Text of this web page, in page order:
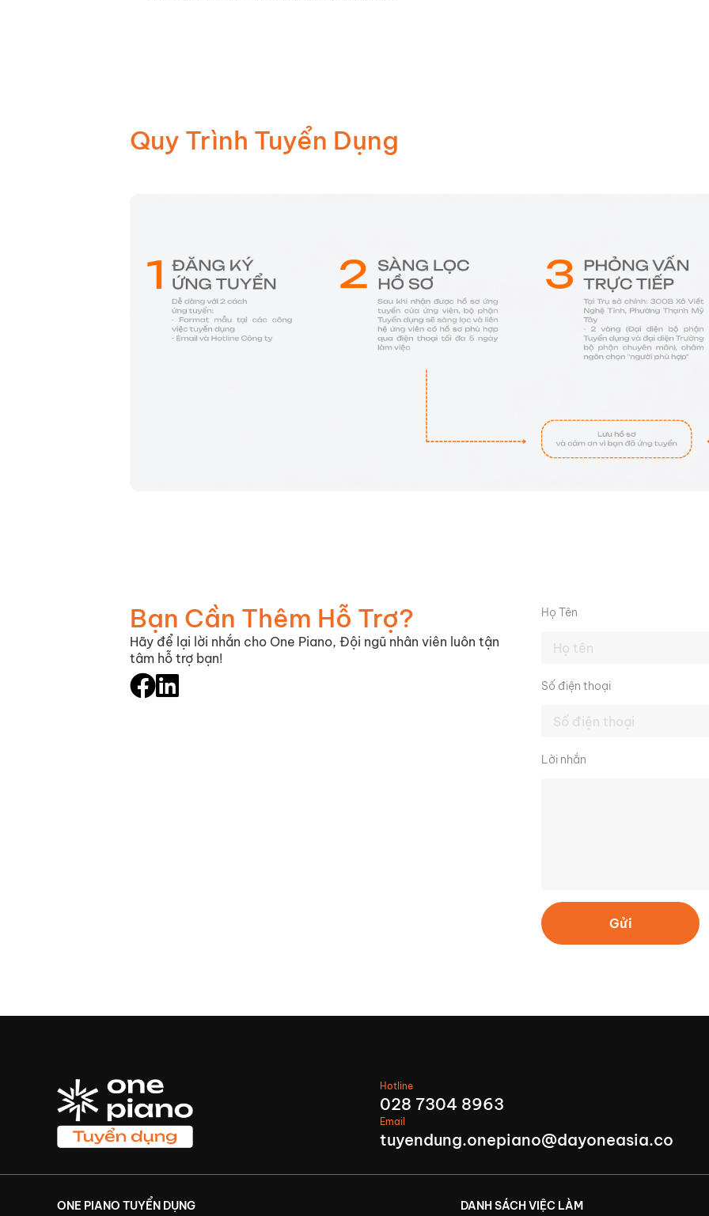
Quy Trình Tuyển Dụng
Bạn Cần Thêm Hỗ Trợ?
Hãy để lại lời nhắn cho One Piano, Đội ngũ nhân viên luôn tận
tâm hỗ trợ bạn!
Họ Tên
Số điện thoại
Lời nhắn
Gửi
Hotline
028 7304 8963
Email
tuyendung.onepiano@dayoneasia.co
ONE PIANO TUYỂN DỤNG DANH SÁCH VIỆC LÀM